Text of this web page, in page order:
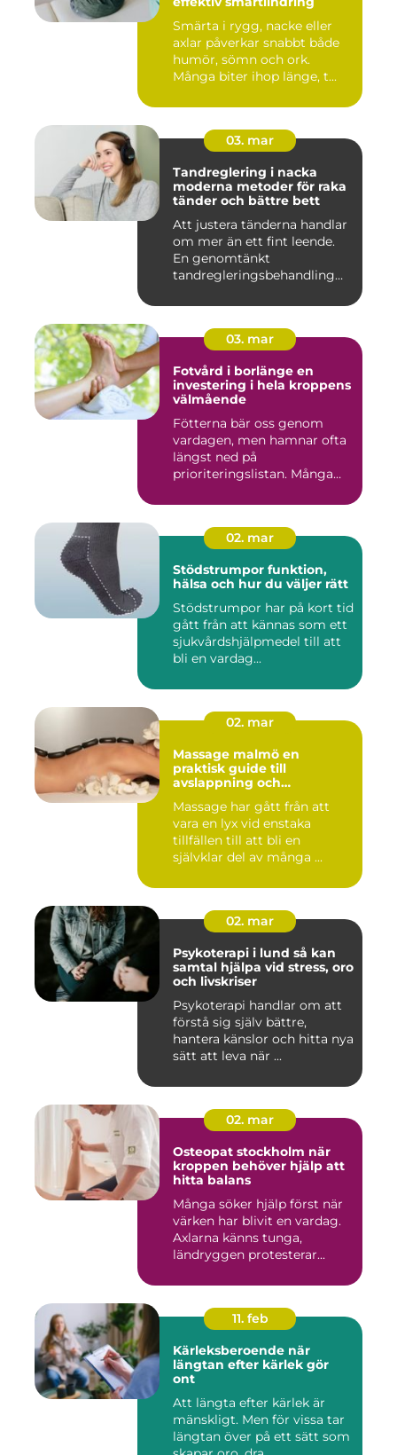
Smärta i rygg, nacke eller
axlar påverkar snabbt både
humör, sömn och ork.
Många biter ihop länge, t...
03. mar
Tandreglering i nacka
moderna metoder för raka
tänder och bättre bett
Att justera tänderna handlar
om mer än ett fint leende.
En genomtänkt
tandregleringsbehandling
03. mar
Fotvård i borlänge en
investering i hela kroppens
välmående
Fötterna bär oss genom
vardagen, men hamnar ofta
längst ned på
prioriteringslistan. Många
02. mar
Stödstrumpor funktion,
hälsa och hur du väljer rätt
Stödstrumpor har på kort tid
gått från att kännas som ett
sjukvårdshjälpmedel till att
bli en vardag...
02. mar
Massage malmö en
praktisk guide till
avslappning och
Massage har gått från att
vara en lyx vid enstaka
tillfällen till att bli en
självklar del av många ...
02. mar
Psykoterapi i lund så kan
samtal hjälpa vid stress, oro
och livskriser
Psykoterapi handlar om att
förstå sig själv bättre,
hantera känslor och hitta nya
sätt att leva när ...
02. mar
Osteopat stockholm när
kroppen behöver hjälp att
hitta balans
Många söker hjälp först när
värken har blivit en vardag.
Axlarna känns tunga,
ländryggen protesterar...
11. feb
Kärleksberoende när
längtan efter kärlek gör
ont
Att längta efter kärlek är
mänskligt. Men för vissa tar
längtan över på ett sätt som